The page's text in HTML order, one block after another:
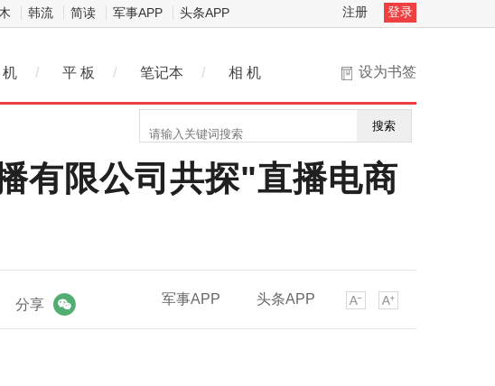
韩流 简读 军事APP 头条APP 注册 登录
设为书签
机 / 平 板 / 笔记本 / 相 机
搜索
有限公司共探"直播电商
军事APP 头条APP
分享